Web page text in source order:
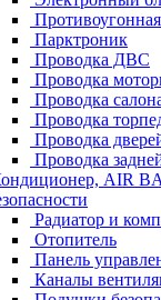
Парктроник
Проводка ДВС
Проводка
Проводка
Проводка
Проводка
Проводка
AIR
Радиатор и
Отопитель
Панель
Каналы